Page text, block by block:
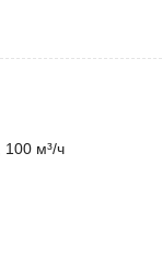
, 100 м³/ч